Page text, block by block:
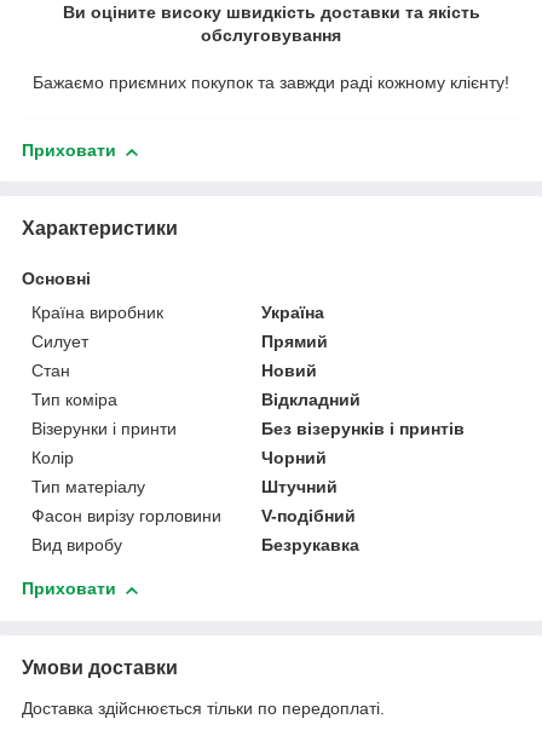
Ви оціните високу швидкість доставки та якість
обслуговування
Бажаємо приємних покупок та завжди раді кожному клієнту!
Приховати
Характеристики
Основні
Країна виробник
Україна
Силует
Прямий
Стан
Новий
Тип коміра
Відкладний
Візерунки і принти
Без візерунків і принтів
Колір
Чорний
Тип матеріалу
Штучний
Фасон вирізу горловини
V-подібний
Вид виробу
Безрукавка
Приховати
Умови доставки
Доставка здійснюється тільки по передоплаті.